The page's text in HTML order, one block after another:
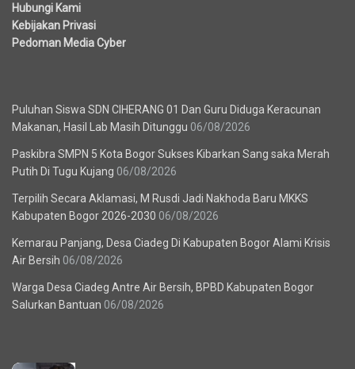
Hubungi Kami
Kebijakan Privasi
Pedoman Media Cyber
Puluhan Siswa SDN CIHERANG 01 Dan Guru Diduga Keracunan
Makanan, Hasil Lab Masih Ditunggu 06/08/2026
Paskibra SMPN 5 Kota Bogor Sukses Kibarkan Sang saka Merah
Putih Di Tugu Kujang 06/08/2026
Terpilih Secara Aklamasi, M Rusdi Jadi Nakhoda Baru MKKS
Kabupaten Bogor 2026-2030 06/08/2026
Kemarau Panjang, Desa Ciadeg Di Kabupaten Bogor Alami Krisis
Air Bersih 06/08/2026
Warga Desa Ciadeg Antre Air Bersih, BPBD Kabupaten Bogor
Salurkan Bantuan 06/08/2026